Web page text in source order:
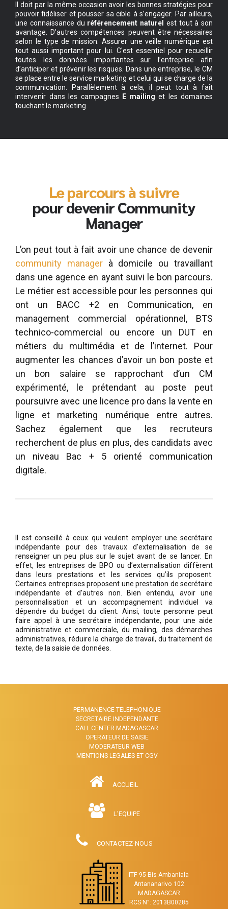
Il doit par la même occasion avoir les bonnes stratégies pour
pouvoir fidéliser et pousser sa cible à s’engager. Par ailleurs,
une connaissance du référencement naturel est tout à son
avantage. D’autres compétences peuvent être nécessaires
selon le type de mission. Assurer une veille numérique est
tout aussi important pour lui. C'est essentiel pour recueillir
toutes les données importantes sur l’entreprise afin
d’anticiper et prévenir les risques. Dans une entreprise, le CM
se place entre le service marketing et celui qui se charge de la
communication. Parallèlement à cela, il peut tout à fait
intervenir dans les campagnes
E mailing et les domaines
touchant le marketing.
Le parcours à suivre
pour devenir Community
Manager
L’on peut tout à fait avoir une chance de devenir
community managerà domicile ou travaillant
dans une agence en ayant suivi le bon parcours.
Le métier est accessible pour les personnes qui
ont un BACC +2 en Communication, en
management commercial opérationnel, BTS
technico-commercial ou encore un DUT en
métiers du multimédia et de l’internet. Pour
augmenter les chances d’avoir un bon poste et
un bon salaire se rapprochant d’un CM
expérimenté, le prétendant au poste peut
poursuivre avec une licence pro dans la vente en
ligne et marketing numérique entre autres.
Sachez également que les recruteurs
recherchent de plus en plus, des candidats avec
un niveau Bac + 5 orienté communication
digitale.
Il est conseillé à ceux qui veulent employer une secrétaire
indépendante pour des travaux d’externalisation de se
renseigner un peu plus sur le sujet avant de se lancer. En
effet, les entreprises de BPO ou d’externalisation diffèrent
dans leurs prestations et les services qu’ils proposent.
Certaines entreprises proposent une prestation de secrétaire
indépendante et d’autres non. Bien entendu, avoir une
personnalisation et un accompagnement individuel va
dépendre du budget du client. Ainsi, toute personne peut
faire appel à une secrétaire indépendante, pour une aide
administrative et commerciale, du mailing, des démarches
administratives, réduire la charge de travail, du traitement de
texte, de la saisie de données.
PERMANENCE TELEPHONIQUE
SECRETAIRE INDEPENDANTE
CALL CENTER MADAGASCAR
OPERATEUR DE SAISIE
MODERATEUR WEB
MENTIONS LEGALES ET CGV
ACCUEIL
L'EQUIPE
CONTACTEZ-NOUS
ITF 95 Bis Ambaniala
Antananarivo 102
MADAGASCAR
RCS N°: 2013B00285